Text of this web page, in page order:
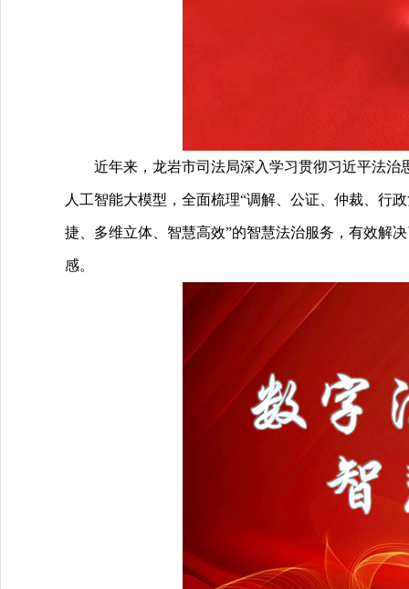
近年来，龙岩市司法局深入学习贯彻习近平法治思
人工智能大模型，全面梳理“调解、公证、仲裁、行
捷、多维立体、智慧高效”的智慧法治服务，有效解
感。